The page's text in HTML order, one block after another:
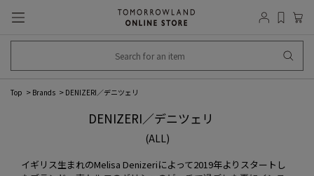
Top Brands DENIZERI／デニツェリ
DENIZERI／デニツェリ
(ALL)
イギリス生まれのMelisa Denizeriによって2019年よりスタートし